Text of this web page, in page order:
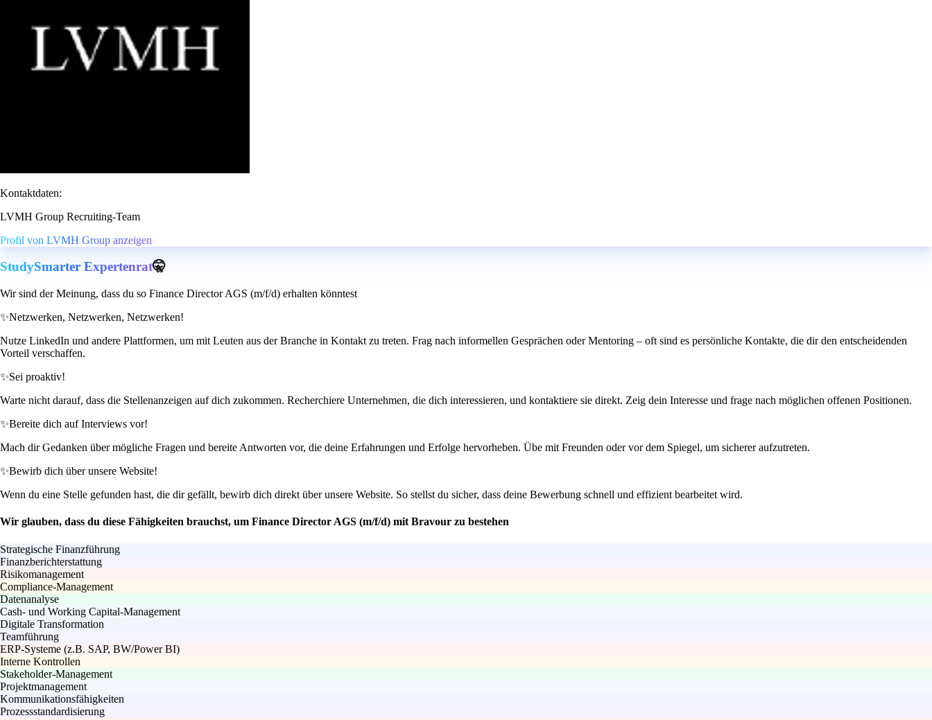
Kontaktdaten:
LVMH Group Recruiting-Team
Profil von LVMH Group anzeigen
StudySmarter Expertenrat🤫
Wir sind der Meinung, dass du so Finance Director AGS (m/f/d) erhalten könntest
✨Netzwerken, Netzwerken, Netzwerken!
Nutze LinkedIn und andere Plattformen, um mit Leuten aus der Branche in Kontakt zu treten. Frag nach informellen Gesprächen oder Mentoring – oft sind es persönliche Kontakte, die dir den entscheidenden
Vorteil verschaffen.
✨Sei proaktiv!
Warte nicht darauf, dass die Stellenanzeigen auf dich zukommen. Recherchiere Unternehmen, die dich interessieren, und kontaktiere sie direkt. Zeig dein Interesse und frage nach möglichen offenen Positionen.
✨Bereite dich auf Interviews vor!
Mach dir Gedanken über mögliche Fragen und bereite Antworten vor, die deine Erfahrungen und Erfolge hervorheben. Übe mit Freunden oder vor dem Spiegel, um sicherer aufzutreten.
✨Bewirb dich über unsere Website!
Wenn du eine Stelle gefunden hast, die dir gefällt, bewirb dich direkt über unsere Website. So stellst du sicher, dass deine Bewerbung schnell und effizient bearbeitet wird.
Wir glauben, dass du diese Fähigkeiten brauchst, um Finance Director AGS (m/f/d) mit Bravour zu bestehen
Strategische Finanzführung
Finanzberichterstattung
Risikomanagement
Compliance-Management
Datenanalyse
Cash- und Working Capital-Management
Digitale Transformation
Teamführung
ERP-Systeme (z.B. SAP, BW/Power BI)
Interne Kontrollen
Stakeholder-Management
Projektmanagement
Kommunikationsfähigkeiten
Prozessstandardisierung